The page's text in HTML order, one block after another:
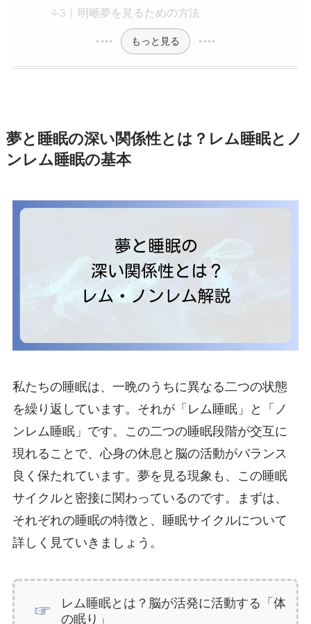
明晰夢を見るための方法
もっと見る
夢と睡眠の深い関係性とは？レム睡眠とノ
ンレム睡眠の基本
私たちの睡眠は、一晩のうちに異なる二つの状態
を繰り返しています。それが「レム睡眠」と「ノ
ンレム睡眠」です。この二つの睡眠段階が交互に
現れることで、心身の休息と脳の活動がバランス
良く保たれています。夢を見る現象も、この睡眠
サイクルと密接に関わっているのです。まずは、
それぞれの睡眠の特徴と、睡眠サイクルについて
詳しく見ていきましょう。
レム睡眠とは？脳が活発に活動する「体
の眠り」